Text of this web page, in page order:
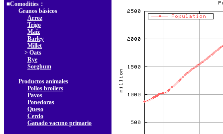
■Comodities：
Granos básicos
Arroz
Trigo
Maíz
Barley
Millet
> Oats
Rye
Sorghum
Productos animales
Pollos broilers
Pavos
Ponedoras
Queso
Cerdo
Ganado vacuno primario